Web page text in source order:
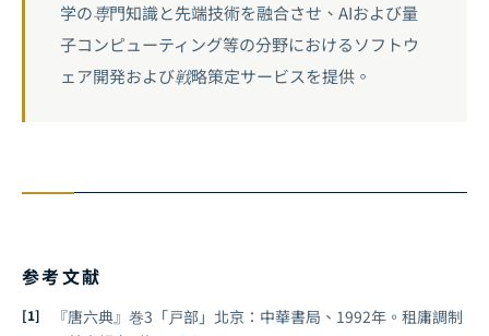
学の専門知識と先端技術を融合させ、AIおよび量
子コンピューティング等の分野におけるソフトウ
ェア開発および戦略策定サービスを提供。
参考文献
『唐六典』巻3「戸部」北京：中華書局、1992年。租庸調制